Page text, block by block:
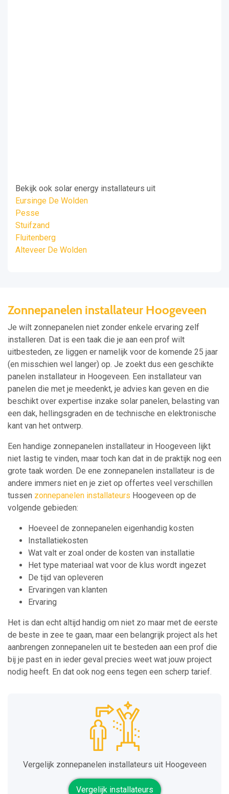
Bekijk ook solar energy installateurs uit
Eursinge De Wolden
Pesse
Stuifzand
Fluitenberg
Alteveer De Wolden
Zonnepanelen installateur Hoogeveen
Je wilt zonnepanelen niet zonder enkele ervaring zelf
installeren. Dat is een taak die je aan een prof wilt
uitbesteden, ze liggen er namelijk voor de komende 25 jaar
(en misschien wel langer) op. Je zoekt dus een geschikte
panelen installateur in Hoogeveen. Een installateur van
panelen die met je meedenkt, je advies kan geven en die
beschikt over expertise inzake solar panelen, belasting van
een dak, hellingsgraden en de technische en elektronische
kant van het ontwerp.
Een handige zonnepanelen installateur in Hoogeveen lijkt
niet lastig te vinden, maar toch kan dat in de praktijk nog een
grote taak worden. De ene zonnepanelen installateur is de
andere immers niet en je ziet op offertes veel verschillen
tussen zonnepanelen installateurs Hoogeveen op de
volgende gebieden:
Hoeveel de zonnepanelen eigenhandig kosten
Installatiekosten
Wat valt er zoal onder de kosten van installatie
Het type materiaal wat voor de klus wordt ingezet
De tijd van opleveren
Ervaringen van klanten
Ervaring
Het is dan echt altijd handig om niet zo maar met de eerste
de beste in zee te gaan, maar een belangrijk project als het
aanbrengen zonnepanelen uit te besteden aan een prof die
bij je past en in ieder geval precies weet wat jouw project
nodig heeft. En dat ook nog eens tegen een scherp tarief.
Vergelijk zonnepanelen installateurs uit Hoogeveen
Vergelijk installateurs